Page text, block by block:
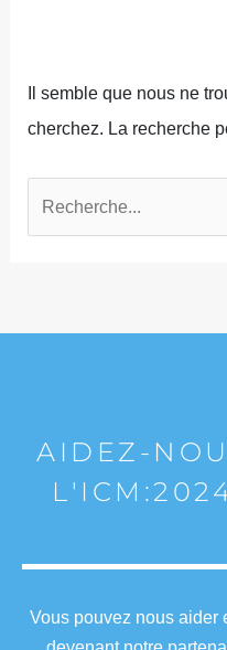
Il semble que nous ne
cherchez. La recherche
AIDEZ-
Vous pouvez nous aider